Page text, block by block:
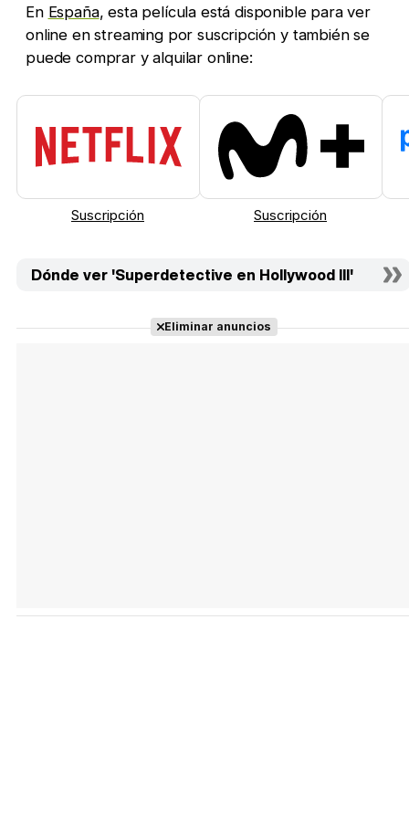
En España, esta película está disponible para ver
online en streaming por suscripción y también se
puede comprar y alquilar online:
Suscripción Suscripción
Dónde ver 'Superdetective en Hollywood III'
Eliminar anuncios